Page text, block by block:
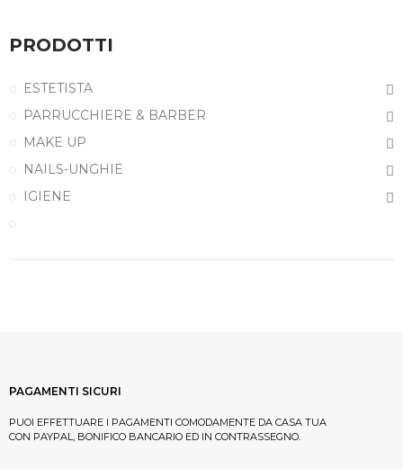
PRODOTTI
ESTETISTA
PARRUCCHIERE & BARBER
MAKE UP
NAILS-UNGHIE
IGIENE
PAGAMENTI SICURI
PUOI EFFETTUARE I PAGAMENTI COMODAMENTE DA CASA TUA
CON PAYPAL, BONIFICO BANCARIO ED IN CONTRASSEGNO.